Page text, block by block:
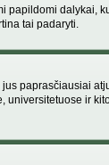
dalykai,
tai padaryti.
paprasčiausiai
ir